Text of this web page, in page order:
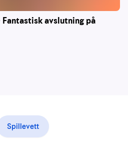
avslutning på
Spillevett